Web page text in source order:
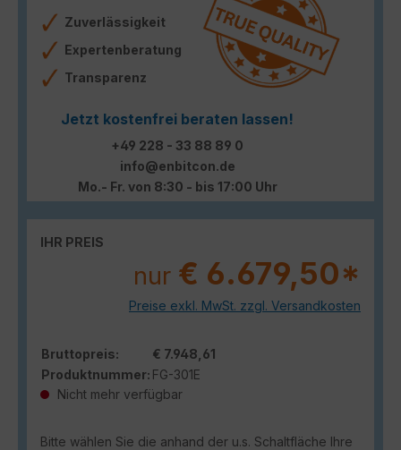
Zuverlässigkeit
Expertenberatung
Transparenz
Jetzt kostenfrei beraten lassen!
+49 228 - 33 88 89 0
info@enbitcon.de
Mo.- Fr. von 8:30 - bis 17:00 Uhr
IHR PREIS
nur € 6.679,50*
Preise exkl. MwSt. zzgl. Versandkosten
Bruttopreis:
€ 7.948,61
Produktnummer: FG-301E
Nicht mehr verfügbar
Bitte wählen Sie die anhand der u.s. Schaltfläche Ihre